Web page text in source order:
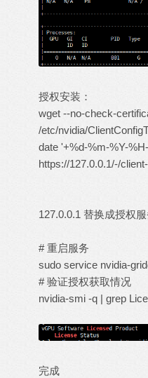
授权安装：
wget --no-check-
/etc/nvidia/
date '+%d-%m-%Y-
https://127.0.0.1/-/
127.0.0.1 替换成授权
# 重启服务
sudo service nvidia-
# 验证授权获取情况
nvidia-smi -q | grep
完成